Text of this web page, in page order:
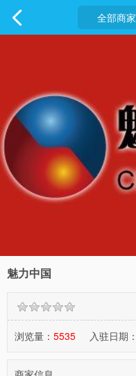
 全部商家
魅力中国
浏览量： 5535 入驻日期：